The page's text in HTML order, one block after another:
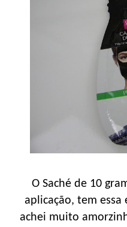
O Saché de 10
aplicação, tem
achei muito